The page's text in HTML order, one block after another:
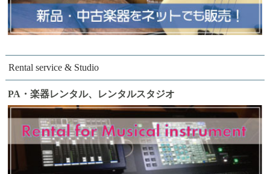
Rental service & Studio
PA・楽器レンタル、レンタルスタジオ